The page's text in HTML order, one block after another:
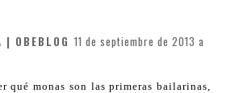
| OBEBLOG 11 de septiembre de 2013 a
qué monas son las primeras bailarinas,